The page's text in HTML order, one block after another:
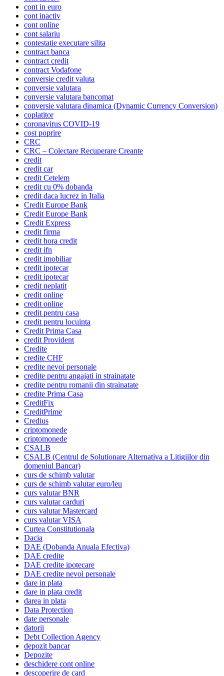
cont in euro
cont inactiv
cont online
cont salariu
contestatie executare silita
contract banca
contract credit
contract Vodafone
conversie credit valuta
conversie valutara
conversie valutara bancomat
conversie valutara dinamica (Dynamic Currency Conversion)
coplatitor
coronavirus COVID-19
cost poprire
CRC
CRC – Colectare Recuperare Creante
credit
credit car
credit Cetelem
credit cu 0% dobanda
credit daca lucrez in Italia
Credit Europe Bank
Credit Europe Bank
Credit Express
credit firma
credit hora credit
credit ifn
credit imobiliar
credit ipotecar
credit ipotecar
credit neplatit
credit online
credit online
credit pentru casa
credit pentru locuinta
Credit Prima Casa
credit Provident
Credite
credite CHF
credite nevoi personale
credite pentru angajati in strainatate
credite pentru romanii din strainatate
credite Prima Casa
CreditFix
CreditPrime
Credius
criptomonede
criptomonede
CSALB
CSALB (Centrul de Solutionare Alternativa a Litigiilor din
domeniul Bancar)
curs de schimb valutar
curs de schimb valutar euro/leu
curs valutar BNR
curs valutar carduri
curs valutar Mastercard
curs valutar VISA
Curtea Constitutionala
Dacia
DAE (Dobanda Anuala Efectiva)
DAE credite
DAE credite ipotecare
DAE credite nevoi personale
dare in plata
dare in plata credit
darea in plata
Data Protection
date personale
datorii
Debt Collection Agency
depozit bancar
Depozite
deschidere cont online
descoperire de card